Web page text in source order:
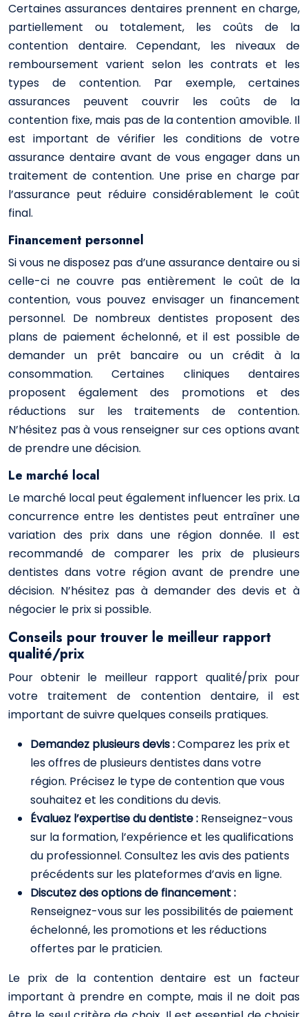
Certaines assurances dentaires prennent en charge,
partiellement ou totalement, les coûts de la
contention dentaire. Cependant, les niveaux de
remboursement varient selon les contrats et les
types de contention. Par exemple, certaines
assurances peuvent couvrir les coûts de la
contention fixe, mais pas de la contention amovible. Il
est important de vérifier les conditions de votre
assurance dentaire avant de vous engager dans un
traitement de contention. Une prise en charge par
l’assurance peut réduire considérablement le coût
final.
Financement personnel
Si vous ne disposez pas d’une assurance dentaire ou si
celle-ci ne couvre pas entièrement le coût de la
contention, vous pouvez envisager un financement
personnel. De nombreux dentistes proposent des
plans de paiement échelonné, et il est possible de
demander un prêt bancaire ou un crédit à la
consommation. Certaines cliniques dentaires
proposent également des promotions et des
réductions sur les traitements de contention.
N’hésitez pas à vous renseigner sur ces options avant
de prendre une décision.
Le marché local
Le marché local peut également influencer les prix. La
concurrence entre les dentistes peut entraîner une
variation des prix dans une région donnée. Il est
recommandé de comparer les prix de plusieurs
dentistes dans votre région avant de prendre une
décision. N’hésitez pas à demander des devis et à
négocier le prix si possible.
Conseils pour trouver le meilleur rapport
qualité/prix
Pour obtenir le meilleur rapport qualité/prix pour
votre traitement de contention dentaire, il est
important de suivre quelques conseils pratiques.
Demandez plusieurs devis :Comparez les prix et
les offres de plusieurs dentistes dans votre
région. Précisez le type de contention que vous
souhaitez et les conditions du devis.
Évaluez l’expertise du dentiste : Renseignez-vous
sur la formation, l’expérience et les qualifications
du professionnel. Consultez les avis des patients
précédents sur les plateformes d’avis en ligne.
Discutez des options de financement :
Renseignez-vous sur les possibilités de paiement
échelonné, les promotions et les réductions
offertes par le praticien.
Le prix de la contention dentaire est un facteur
important à prendre en compte, mais il ne doit pas